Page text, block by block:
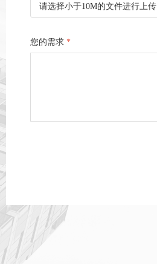
请选择小于10M的文件进行上传
您的需求 *